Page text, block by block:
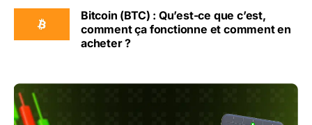
Bitcoin (BTC) : Qu’est-ce que c’est,
comment ça fonctionne et comment en
acheter ?